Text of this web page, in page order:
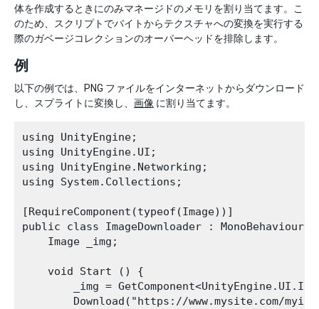
体を作成するときにのみマネージドのメモリを割り当てます。こ
のため、スクリプトでバイトからテクスチャへの変換を実行する
際のガベージコレクションのオーバーヘッドを排除します。
例
以下の例では、PNG ファイルをインターネットからダウンロード
し、スプライトに変換し、 画像 に割り当てます。
using UnityEngine;
using UnityEngine.UI;
using UnityEngine.Networking;
using System.Collections;
[RequireComponent(typeof(Image))]
public class ImageDownloader : MonoBehaviour {
    Image _img;
    void Start () {
_img =
Download("https://www.mysite.com/